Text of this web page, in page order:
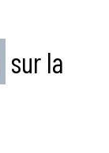
sur la